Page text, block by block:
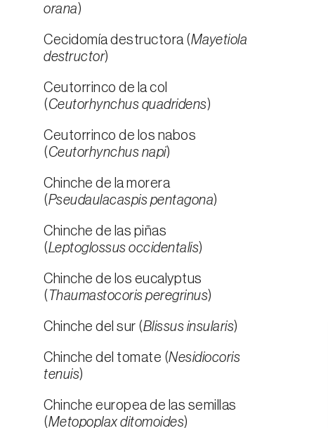
orana)
Cecidomía destructora (Mayetiola
destructor)
Ceutorrinco de la col
(Ceutorhynchus quadridens)
Ceutorrinco de los nabos
(Ceutorhynchus napi)
Chinche de la morera
(Pseudaulacaspis pentagona)
Chinche de las piñas
(Leptoglossus occidentalis)
Chinche de los eucalyptus
( Thaumastocoris peregrinus)
Chinche del sur (Blissus insularis)
Chinche del tomate (Nesidiocoris
tenuis)
Chinche europea de las semillas
(Metopoplax ditomoides)